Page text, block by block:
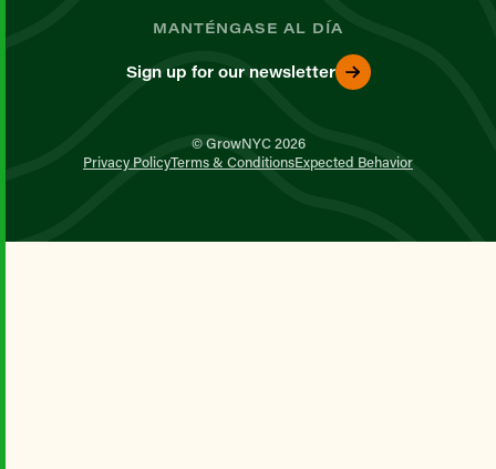
MANTÉNGASE AL DÍA
Sign up for our newsletter
© GrowNYC 2026
Privacy PolicyTerms & ConditionsExpected Behavior